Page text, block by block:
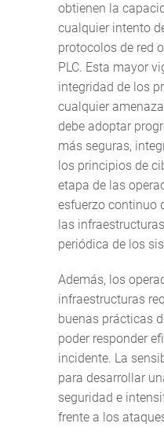
obtienen la
cualquier intento
protocolos de red
PLC. Esta mayor
integridad de los
cualquier
debe adoptar
más seguras,
los principios de
etapa de las
esfuerzo continuo
las
periódica de los
Además, los
infraestructuras
buenas prácticas
poder responder
incidente. La
para desarrollar
seguridad e
frente a los